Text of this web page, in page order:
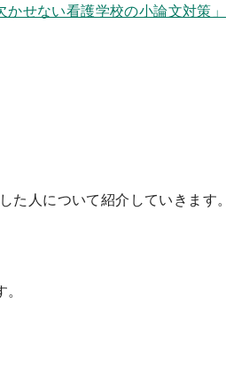
かせない看護学校の小論文対策」
した人について紹介していきます。